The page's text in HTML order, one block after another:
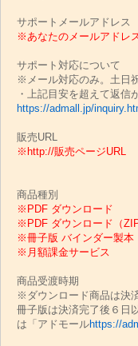
サポートメールアドレス
※あなたのメールアドレ
サポート対応について
※メール対応のみ。土日
・上記目安を超えて返信
https://admall.jp/
販売URL
※ http://販売ページURL
商品種別
※PDF ダウンロード
※PDF ダウンロード（ZIP
※冊子版 バインダー製本
※月額課金サービス
商品受渡時期
※ダウンロード商品は決
冊子版は決済完了後６日
は「アドモールhttps://